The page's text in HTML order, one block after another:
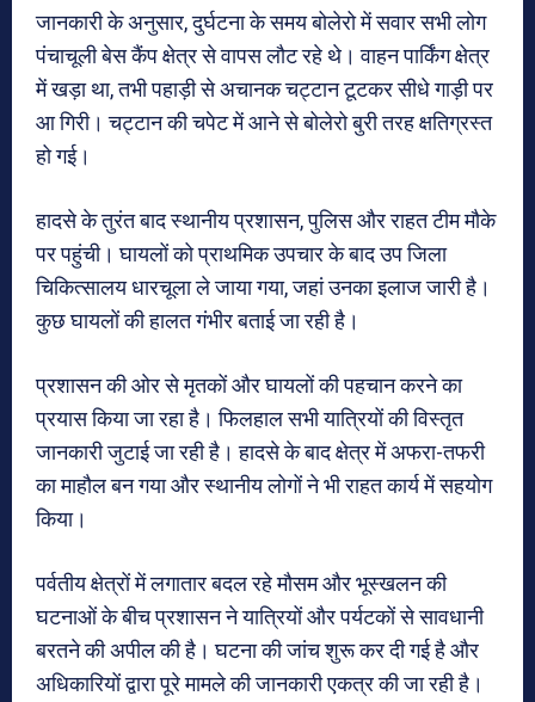
जानकारी के अनुसार, दुर्घटना के समय बोलेरो में सवार सभी लोग
पंचाचूली बेस कैंप क्षेत्र से वापस लौट रहे थे। वाहन पार्किंग क्षेत्र
में खड़ा था, तभी पहाड़ी से अचानक चट्टान टूटकर सीधे गाड़ी पर
आ गिरी। चट्टान की चपेट में आने से बोलेरो बुरी तरह क्षतिग्रस्त
हो गई।
हादसे के तुरंत बाद स्थानीय प्रशासन, पुलिस और राहत टीम मौके
पर पहुंची। घायलों को प्राथमिक उपचार के बाद उप जिला
चिकित्सालय धारचूला ले जाया गया, जहां उनका इलाज जारी है।
कुछ घायलों की हालत गंभीर बताई जा रही है।
प्रशासन की ओर से मृतकों और घायलों की पहचान करने का
प्रयास किया जा रहा है। फिलहाल सभी यात्रियों की विस्तृत
जानकारी जुटाई जा रही है। हादसे के बाद क्षेत्र में अफरा-तफरी
का माहौल बन गया और स्थानीय लोगों ने भी राहत कार्य में सहयोग
किया।
पर्वतीय क्षेत्रों में लगातार बदल रहे मौसम और भूस्खलन की
घटनाओं के बीच प्रशासन ने यात्रियों और पर्यटकों से सावधानी
बरतने की अपील की है। घटना की जांच शुरू कर दी गई है और
अधिकारियों द्वारा पूरे मामले की जानकारी एकत्र की जा रही है।